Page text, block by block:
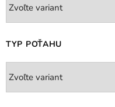
TYP POŤAHU